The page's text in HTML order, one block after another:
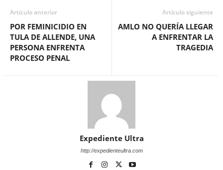
Artículo anterior
POR FEMINICIDIO EN
TULA DE ALLENDE, UNA
PERSONA ENFRENTA
PROCESO PENAL
Artículo siguiente
AMLO NO QUERÍA LLEGAR
A ENFRENTAR LA
TRAGEDIA
Expediente Ultra
http://expedienteultra.com